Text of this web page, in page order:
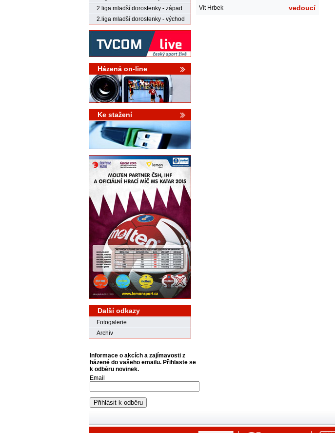
2.liga mladší dorostenky - západ
2.liga mladší dorostenky - východ
Házená on-line
Ke stažení
Další odkazy
Fotogalerie
Archiv
Informace o akcích a zajímavosti z
házené do vašeho emailu. Přihlaste se
k odběru novinek.
Email
Vít Hrbek vedoucí